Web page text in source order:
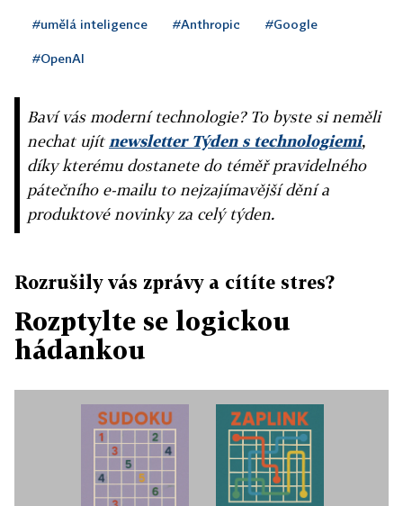
#umělá inteligence #Anthropic #Google
#OpenAI
Baví vás moderní technologie? To byste si neměli
nechat ujít newsletter Týden s technologiemi,
díky kterému dostanete do téměř pravidelného
pátečního e-mailu to nejzajímavější dění a
produktové novinky za celý týden.
Rozrušily vás zprávy a cítíte stres?
Rozptylte se logickou
hádankou